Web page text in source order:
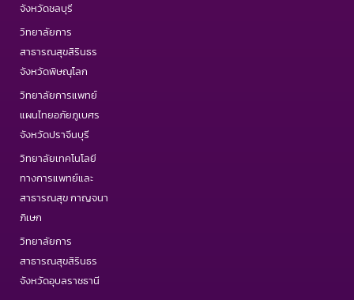
จังหวัดชลบุรี
วิทยาลัยการ
สาธารณสุขสิรินธร
จังหวัดพิษณุโลก
วิทยาลัยการแพทย์
แผนไทยอภัยภูเบศร
จังหวัดปราจีนบุรี
วิทยาลัยเทคโนโลยี
ทางการแพทย์และ
สาธารณสุข กาญจนา
ภิเษก
วิทยาลัยการ
สาธารณสุขสิรินธร
จังหวัดอุบลราชธานี